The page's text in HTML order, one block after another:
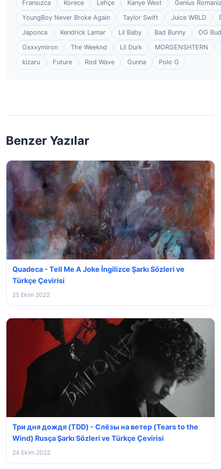
Fransızca
Korece Lehçe Kanye West
Genius
YoungBoy Never Broke Again
Taylor Swift Juice WRLD
Japonca
Kendrick Lamar Lil Baby Bad Bunny
OG
Oxxxymiron
The Weeknd Lil Durk
MORGENSHTERN
kizaru
Future Rod Wave Gunna Polo G
Benzer Yazılar
Quadeca - Tell Me A Joke İngilizce Şarkı Sözleri ve
Türkçe Çevirisi
25 Ekim 2022
Три дня дождя (TDD) - Слёзы на ветер (Tears to the
Wind) Rusça Şarkı Sözleri ve Türkçe Çevirisi
24 Ekim 2022